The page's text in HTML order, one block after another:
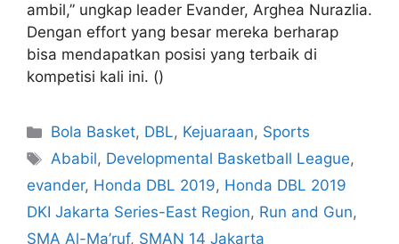
ambil,” ungkap leader Evander, Arghea Nurazlia.
Dengan effort yang besar mereka berharap
bisa mendapatkan posisi yang terbaik di
kompetisi kali ini. ()
Bola Basket, DBL, Kejuaraan, Sports
Ababil, Developmental Basketball League,
evander, Honda DBL 2019, Honda DBL 2019
DKI Jakarta Series-East Region, Run and Gun,
SMA Al-Ma’ruf, SMAN 14 Jakarta